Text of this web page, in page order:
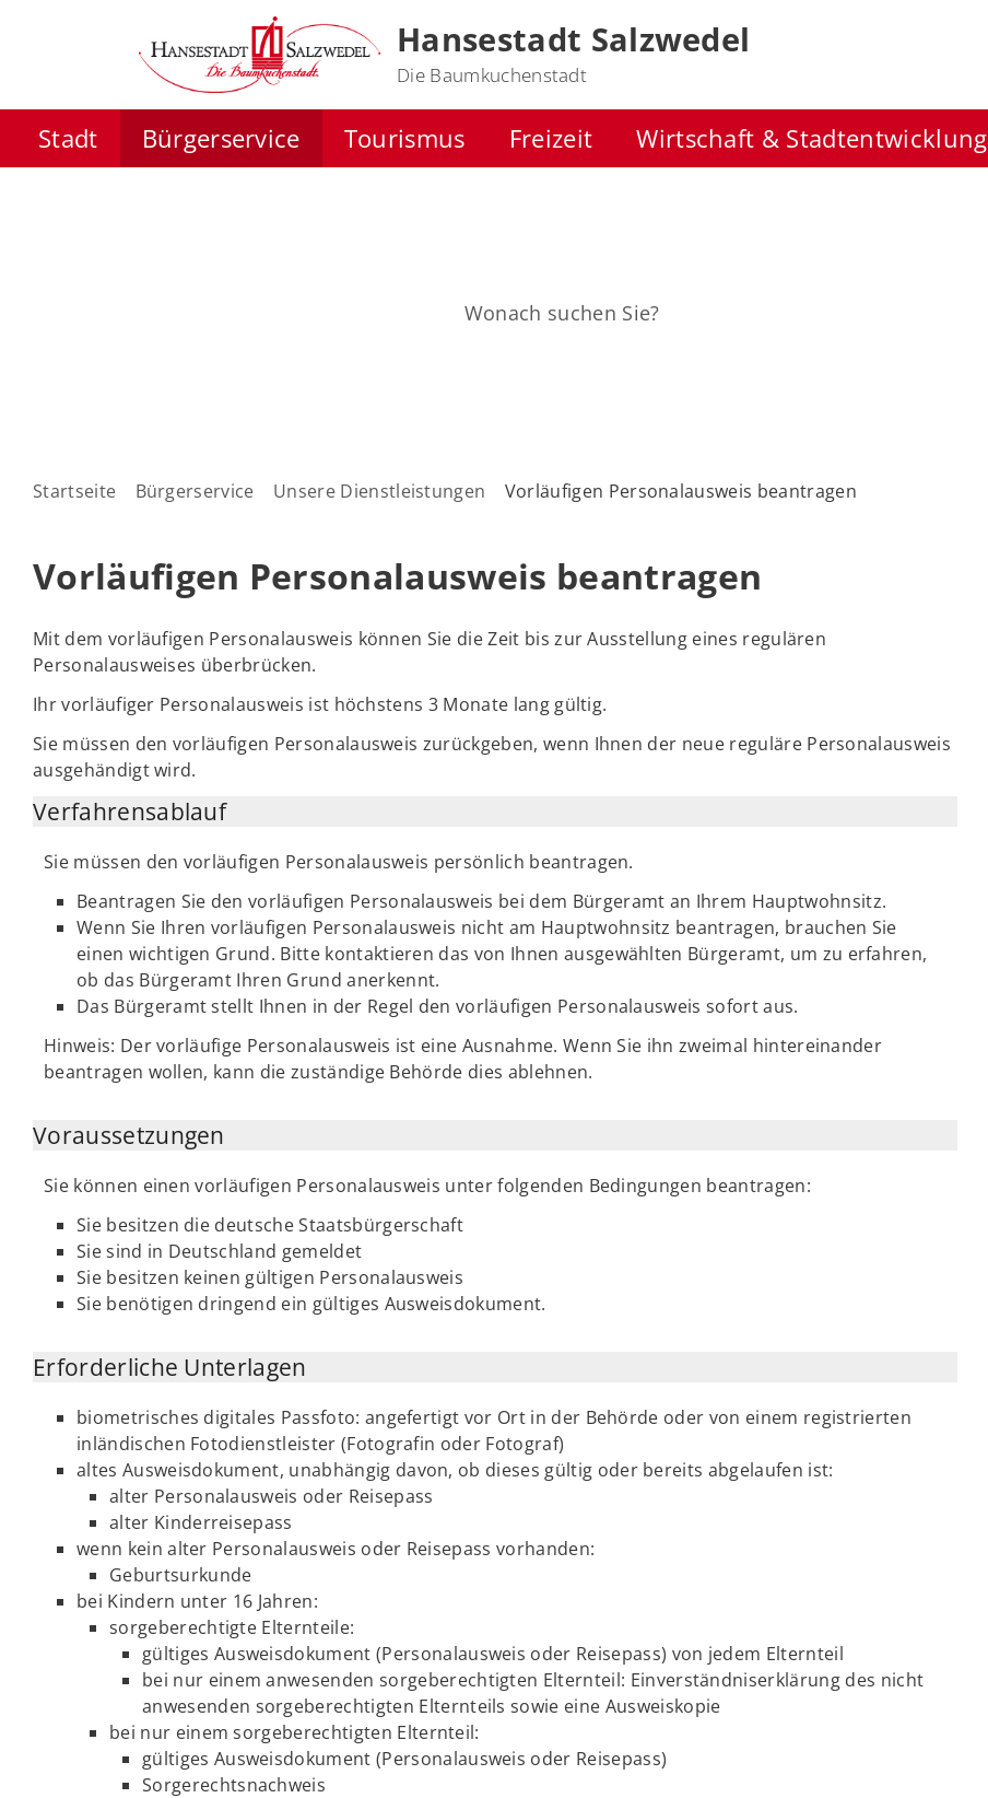
Hansestadt Salzwedel
Die Baumkuchenstadt
Stadt Bürgerservice Tourismus Freizeit Wirtschaft & Stadtentwicklung
Startseite Bürgerservice Unsere Dienstleistungen Vorläufigen Personalausweis beantragen
Vorläufigen Personalausweis beantragen
Mit dem vorläufigen Personalausweis können Sie die Zeit bis zur Ausstellung eines regulären
Personalausweises überbrücken.
Ihr vorläufiger Personalausweis ist höchstens 3 Monate lang gültig.
Sie müssen den vorläufigen Personalausweis zurückgeben, wenn Ihnen der neue reguläre Personalausweis
ausgehändigt wird.
Verfahrensablauf
Sie müssen den vorläufigen Personalausweis persönlich beantragen.
Beantragen Sie den vorläufigen Personalausweis bei dem Bürgeramt an Ihrem Hauptwohnsitz.
Wenn Sie Ihren vorläufigen Personalausweis nicht am Hauptwohnsitz beantragen, brauchen Sie
einen wichtigen Grund. Bitte kontaktieren das von Ihnen ausgewählten Bürgeramt, um zu erfahren,
ob das Bürgeramt Ihren Grund anerkennt.
Das Bürgeramt stellt Ihnen in der Regel den vorläufigen Personalausweis sofort aus.
Hinweis: Der vorläufige Personalausweis ist eine Ausnahme. Wenn Sie ihn zweimal hintereinander
beantragen wollen, kann die zuständige Behörde dies ablehnen.
Voraussetzungen
Sie können einen vorläufigen Personalausweis unter folgenden Bedingungen beantragen:
Sie besitzen die deutsche Staatsbürgerschaft
Sie sind in Deutschland gemeldet
Sie besitzen keinen gültigen Personalausweis
Sie benötigen dringend ein gültiges Ausweisdokument.
Erforderliche Unterlagen
biometrisches digitales Passfoto: angefertigt vor Ort in der Behörde oder von einem registrierten
inländischen Fotodienstleister (Fotografin oder Fotograf)
altes Ausweisdokument, unabhängig davon, ob dieses gültig oder bereits abgelaufen ist:
alter Personalausweis oder Reisepass
alter Kinderreisepass
wenn kein alter Personalausweis oder Reisepass vorhanden:
Geburtsurkunde
bei Kindern unter 16 Jahren:
sorgeberechtigte Elternteile:
gültiges Ausweisdokument (Personalausweis oder Reisepass) von jedem Elternteil
bei nur einem anwesenden sorgeberechtigten Elternteil: Einverständniserklärung des nicht
anwesenden sorgeberechtigten Elternteils sowie eine Ausweiskopie
bei nur einem sorgeberechtigten Elternteil:
gültiges Ausweisdokument (Personalausweis oder Reisepass)
Sorgerechtsnachweis